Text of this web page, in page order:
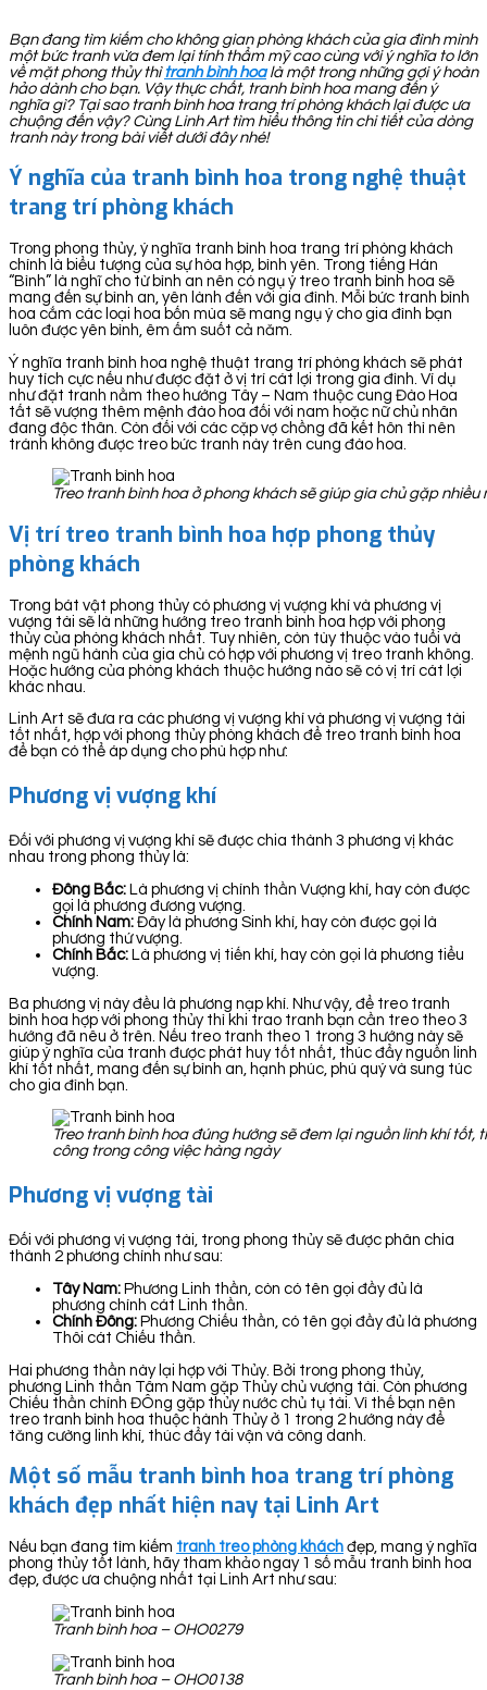
Bạn đang tìm kiếm cho không gian phòng khách của gia đình mình
một bức tranh vừa đem lại tính thẩm mỹ cao cùng với ý nghĩa to lớn
về mặt phong thủy thì tranh bình hoa là một trong những gợi ý hoàn
hảo dành cho bạn. Vậy thực chất, tranh bình hoa mang đến ý
nghĩa gì? Tại sao tranh bình hoa trang trí phòng khách lại được ưa
chuộng đến vậy? Cùng Linh Art tìm hiểu thông tin chi tiết của dòng
tranh này trong bài viết dưới đây nhé!
Ý nghĩa của tranh bình hoa trong nghệ thuật
trang trí phòng khách
Trong phong thủy, ý nghĩa tranh bình hoa trang trí phòng khách
chính là biểu tượng của sự hòa hợp, bình yên. Trong tiếng Hán
“Bình” là nghĩ cho từ bình an nên có ngụ ý treo tranh bình hoa sẽ
mang đến sự bình an, yên lành đến với gia đình. Mỗi bức tranh bình
hoa cắm các loại hoa bốn mùa sẽ mang ngụ ý cho gia đình bạn
luôn được yên bình, êm ấm suốt cả năm.
Ý nghĩa tranh bình hoa nghệ thuật trang trí phòng khách sẽ phát
huy tích cực nếu như được đặt ở vị trí cát lợi trong gia đình. Ví dụ
như đặt tranh nằm theo hướng Tây – Nam thuộc cung Đào Hoa
tất sẽ vượng thêm mệnh đào hoa đối với nam hoặc nữ chủ nhân
đang độc thân. Còn đối với các cặp vợ chồng đã kết hôn thì nên
tránh không được treo bức tranh này trên cung đào hoa.
Treo tranh bình hoa ở phong khách sẽ giúp gia chủ gặp nhiều
Vị trí treo tranh bình hoa hợp phong thủy
phòng khách
Trong bát vật phong thủy có phương vị vượng khí và phương vị
vượng tài sẽ là những hướng treo tranh bình hoa hợp với phong
thủy của phòng khách nhất. Tuy nhiên, còn tùy thuộc vào tuổi và
mệnh ngũ hành của gia chủ có hợp với phương vị treo tranh không.
Hoặc hướng của phòng khách thuộc hướng nào sẽ có vị trí cát lợi
khác nhau.
Linh Art sẽ đưa ra các phương vị vượng khí và phương vị vượng tài
tốt nhất, hợp với phong thủy phòng khách để treo tranh bình hoa
để bạn có thể áp dụng cho phù hợp như:
Phương vị vượng khí
Đối với phương vị vượng khí sẽ được chia thành 3 phương vị khác
nhau trong phong thủy là:
Đông Bắc: Là phương vị chính thần Vượng khí, hay còn được
gọi là phương đương vượng.
Chính Nam: Đây là phương Sinh khí, hay còn được gọi là
phương thứ vượng.
Chính Bắc: Là phương vị tiến khí, hay còn gọi là phương tiểu
vượng.
Ba phương vị này đều là phương nạp khí. Như vậy, để treo tranh
bình hoa hợp với phong thủy thì khi trao tranh bạn cần treo theo 3
hướng đã nêu ở trên. Nếu treo tranh theo 1 trong 3 hướng này sẽ
giúp ý nghĩa của tranh được phát huy tốt nhất, thúc đẩy nguồn linh
khí tốt nhất, mang đến sự bình an, hạnh phúc, phú quý và sung túc
cho gia đình bạn.
Treo tranh bình hoa đúng hướng sẽ đem lại nguồn linh khí
công trong công việc hàng ngày
Phương vị vượng tài
Đối với phương vị vượng tài, trong phong thủy sẽ được phân chia
thành 2 phương chính như sau:
Tây Nam: Phương Linh thần, còn có tên gọi đầy đủ là
phương chính cát Linh thần.
Chính Đông: Phương Chiếu thần, có tên gọi đầy đủ là phương
Thôi cát Chiếu thần.
Hai phương thần này lại hợp với Thủy. Bởi trong phong thủy,
phương Linh thần Tâm Nam gặp Thủy chủ vượng tài. Còn phương
Chiếu thần chính ĐÔng gặp thủy nước chủ tụ tài. Vì thế bạn nên
treo tranh bình hoa thuộc hành Thủy ở 1 trong 2 hướng này để
tăng cường linh khí, thúc đẩy tài vận và công danh.
Một số mẫu tranh bình hoa trang trí phòng
khách đẹp nhất hiện nay tại Linh Art
Nếu bạn đang tìm kiếm tranh treo phòng khách đẹp, mang ý nghĩa
phong thủy tốt lành, hãy tham khảo ngay 1 số mẫu tranh bình hoa
đẹp, được ưa chuộng nhất tại Linh Art như sau:
Tranh bình hoa – OHO0279
Tranh bình hoa – OHO0138